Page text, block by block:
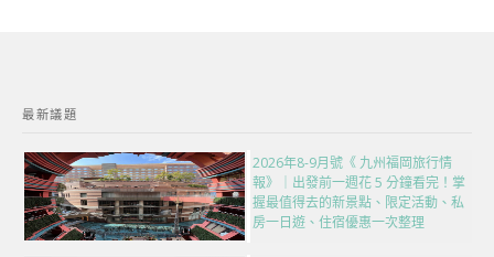
最新議題
2026年8-9月號《 九州福岡旅行情
報》｜出發前一週花 5 分鐘看完！掌
握最值得去的新景點、限定活動、私
房一日遊、住宿優惠一次整理